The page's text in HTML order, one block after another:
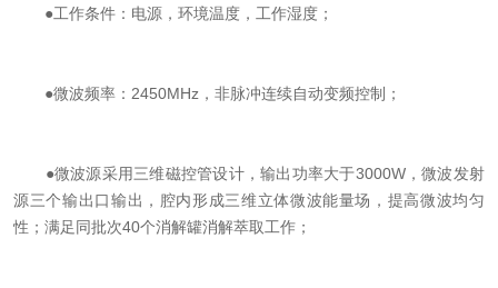
●工作条件：电源，环境温度，工作湿度；
●微波频率：2450MHz，非脉冲连续自动变频控制；
●微波源采用三维磁控管设计，输出功率大于3000W，微波发射
源三个输出口输出，腔内形成三维立体微波能量场，提高微波均匀
性；满足同批次40个消解罐消解萃取工作；